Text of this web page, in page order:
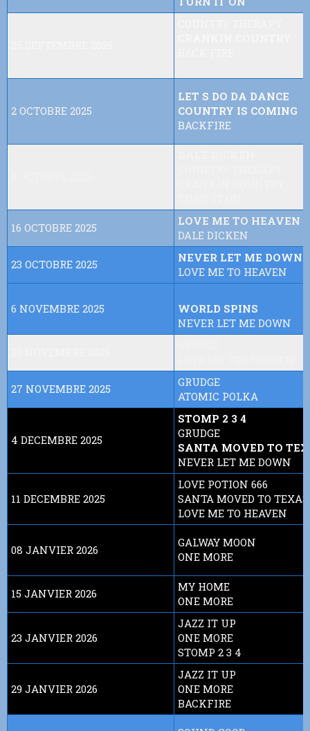
2 OCTOBRE 2025
LET S DO DA DANCE
COUNTRY IS COMING
BACKFIRE
16 OCTOBRE 2025
LOVE ME TO HEAVEN
DALE DICKEN
23 OCTOBRE 2025
NEVER LET ME DOWN
LOVE ME TO HEAVEN
6 NOVEMBRE 2025
WORLD SPINS
NEVER LET ME DOWN
27 NOVEMBRE 2025
GRUDGE
ATOMIC POLKA
4 DECEMBRE 2025
STOMP 2 3 4
GRUDGE
SANTA MOVED TO
NEVER LET ME DOWN
11 DECEMBRE 2025
LOVE POTION 666
SANTA MOVED TO TEXAS
LOVE ME TO HEAVEN
08 JANVIER 2026
GALWAY MOON
ONE MORE
15 JANVIER 2026
MY HOME
ONE MORE
23 JANVIER 2026
JAZZ IT UP
ONE MORE
STOMP 2 3 4
29 JANVIER 2026
JAZZ IT UP
ONE MORE
BACKFIRE